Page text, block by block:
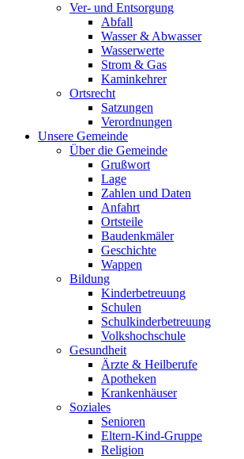
Ver- und Entsorgung
Abfall
Wasser & Abwasser
Wasserwerte
Strom & Gas
Kaminkehrer
Ortsrecht
Satzungen
Verordnungen
Unsere Gemeinde
Über die Gemeinde
Grußwort
Lage
Zahlen und Daten
Anfahrt
Ortsteile
Baudenkmäler
Geschichte
Wappen
Bildung
Kinderbetreuung
Schulen
Schulkinderbetreuung
Volkshochschule
Gesundheit
Ärzte & Heilberufe
Apotheken
Krankenhäuser
Soziales
Senioren
Eltern-Kind-Gruppe
Religion